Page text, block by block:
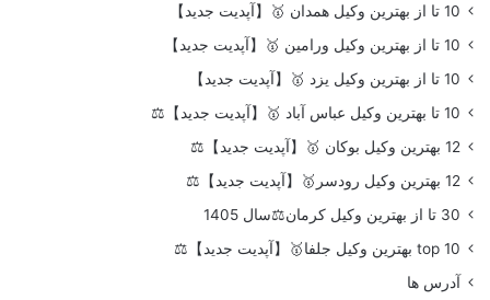
10 تا از بهترین وکیل همدان 🥇【آپدیت جدید】
10 تا از بهترین وکیل ورامین 🥇【آپدیت جدید】
10 تا از بهترین وکیل یزد 🥇【آپدیت جدید】
10 تا بهترین وکیل عباس آباد 🥇【آپدیت جدید】⚖️
12 بهترین وکیل بوکان 🥇【آپدیت جدید】⚖️
12 بهترین وکیل رودسر🥇【آپدیت جدید】⚖️
30 تا از بهترین وکیل کرمان⚖️سال 1405
top 10 بهترین وکیل جلفا🥇【آپدیت جدید】⚖️
آدرس ها